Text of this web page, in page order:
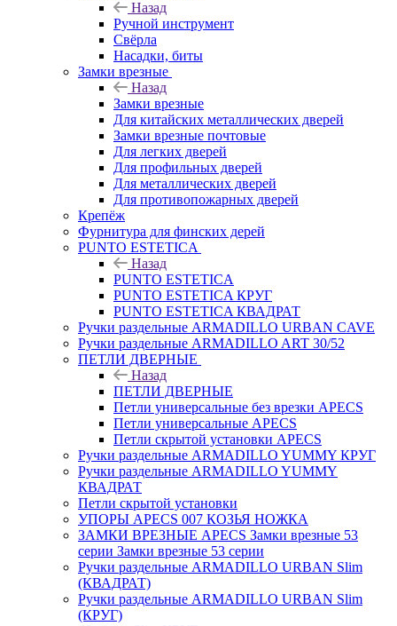
Назад
Ручной инструмент
Свёрла
Насадки, биты
Замки врезные
Назад
Замки врезные
Для китайских металлических дверей
Замки врезные почтовые
Для легких дверей
Для профильных дверей
Для металлических дверей
Для противопожарных дверей
Крепёж
Фурнитура для финских дерей
PUNTO ESTETICA
Назад
PUNTO ESTETICA
PUNTO ESTETICA КРУГ
PUNTO ESTETICA КВАДРАТ
Ручки раздельные ARMADILLO URBAN CAVE
Ручки раздельные ARMADILLO ART 30/52
ПЕТЛИ ДВЕРНЫЕ
Назад
ПЕТЛИ ДВЕРНЫЕ
Петли универсальные без врезки APECS
Петли универсальные APECS
Петли скрытой установки APECS
Ручки раздельные ARMADILLO YUMMY КРУГ
Ручки раздельные ARMADILLO YUMMY
КВАДРАТ
Петли скрытой установки
УПОРЫ APECS 007 КОЗЬЯ НОЖКА
ЗАМКИ ВРЕЗНЫЕ APECS Замки врезные 53
серии Замки врезные 53 серии
Ручки раздельные ARMADILLO URBAN Slim
(КВАДРАТ)
Ручки раздельные ARMADILLO URBAN Slim
(КРУГ)